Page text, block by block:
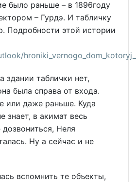
было раньше – в 1896году
– Гурдэ. И табличку
Подробности этой истории
здании таблички нет,
была справа от входа.
или даже раньше. Куда
знает, в акимат весь
Неля
Ну а сейчас и не
вспомнить те объекты,